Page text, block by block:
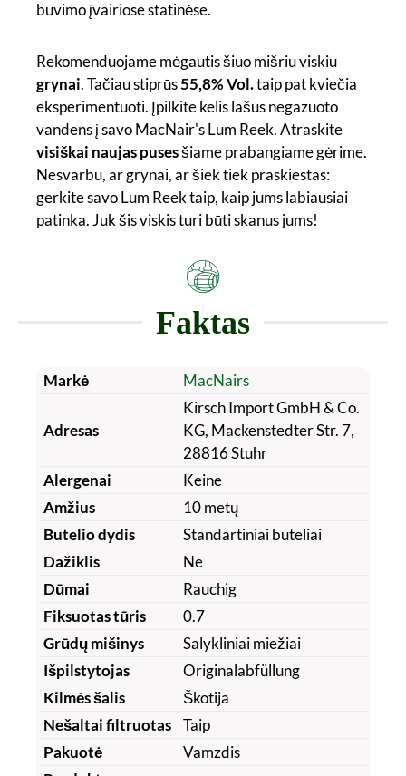
buvimo įvairiose statinėse.
Rekomenduojame mėgautis šiuo mišriu viskiu
grynai. Tačiau stiprūs55,8% Vol.taip pat kviečia
eksperimentuoti. Įpilkite kelis lašus negazuoto
vandens į savo MacNair's Lum Reek. Atraskite
visiškai naujas pusesšiame prabangiame gėrime.
Nesvarbu, ar grynai, ar šiek tiek praskiestas:
gerkite savo Lum Reek taip, kaip jums labiausiai
patinka. Juk šis viskis turi būti skanus jums!
Faktas
Markė MacNairs
Adresas
Kirsch Import GmbH & Co.
KG, Mackenstedter Str. 7,
28816 Stuhr
Alergenai
Keine
Amžius
10 metų
Butelio dydis
Standartiniai buteliai
Dažiklis
Ne
Dūmai
Rauchig
Fiksuotas tūris
0.7
Grūdų mišinys
Salykliniai miežiai
Išpilstytojas
Originalabfüllung
Kilmės šalis
Škotija
Nešaltai filtruotas
Taip
Pakuotė
Vamzdis